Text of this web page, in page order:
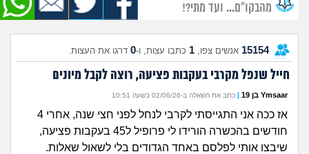
שאלות חדשות
שאלות שעוררו עניין
עצות חדשות
מה קורה כאן?
מהבקו"ם... ועד מתי?!
15154 אנשים צפו, 1 כתבו עצות, ו-0 דרגו את העצות.
חייל שנפל מקרבי בעקבות פציעה, רוצה לקבל מיונים
Ymsaar בן 19 | כתב את השאלה ב-02/06/26 בשעה 10:51
אז ככה אני התגייסתי לקרבי לנחל לפני חצי שנה, אחרי 4
חודשים בהכשרה הורידו לי פרופיל ל45 בעקבות פציעה,
שיבצו אותי לפלסם באחד הגדודים בלי לשאול שאלות.